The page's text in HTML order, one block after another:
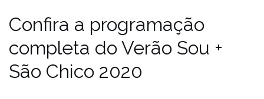
Confira a programação
completa do Verão Sou +
São Chico 2020